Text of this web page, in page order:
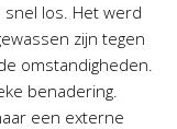
los. Het werd
zijn tegen
omstandigheden.
benadering.
een externe